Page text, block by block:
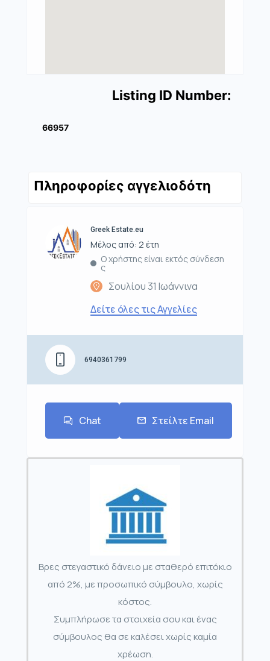
Listing ID Number:
66957
Πληροφορίες αγγελιοδότη
Greek Estate.eu
Μέλος από: 2 έτη
Ο χρήστης είναι εκτός σύνδεση
ς
Σουλίου 31 Ιωάννινα
Δείτε όλες τις Αγγελίες
6940361799
Chat Στείλτε Email
Βρες στεγαστικό δάνειο με σταθερό επιτόκιο
από 2%, με προσωπικό σύμβουλο, χωρίς
κόστος.
Συμπλήρωσε τα στοιχεία σου και ένας
σύμβουλος θα σε καλέσει χωρίς καμία
χρέωση.